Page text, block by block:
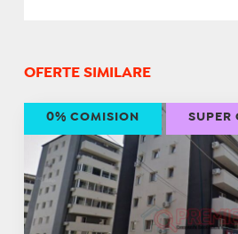
OFERTE SIMILARE
0% COMISION SUPER